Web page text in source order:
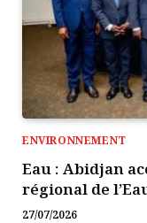
ENVIRONNEMENT
Eau : Abidjan
régional de
27/07/2026